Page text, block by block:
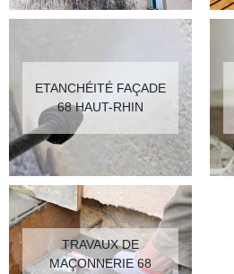
ETANCHÉITÉ FAÇADE
68 HAUT-RHIN
TRAVAUX DE
MAÇONNERIE 68